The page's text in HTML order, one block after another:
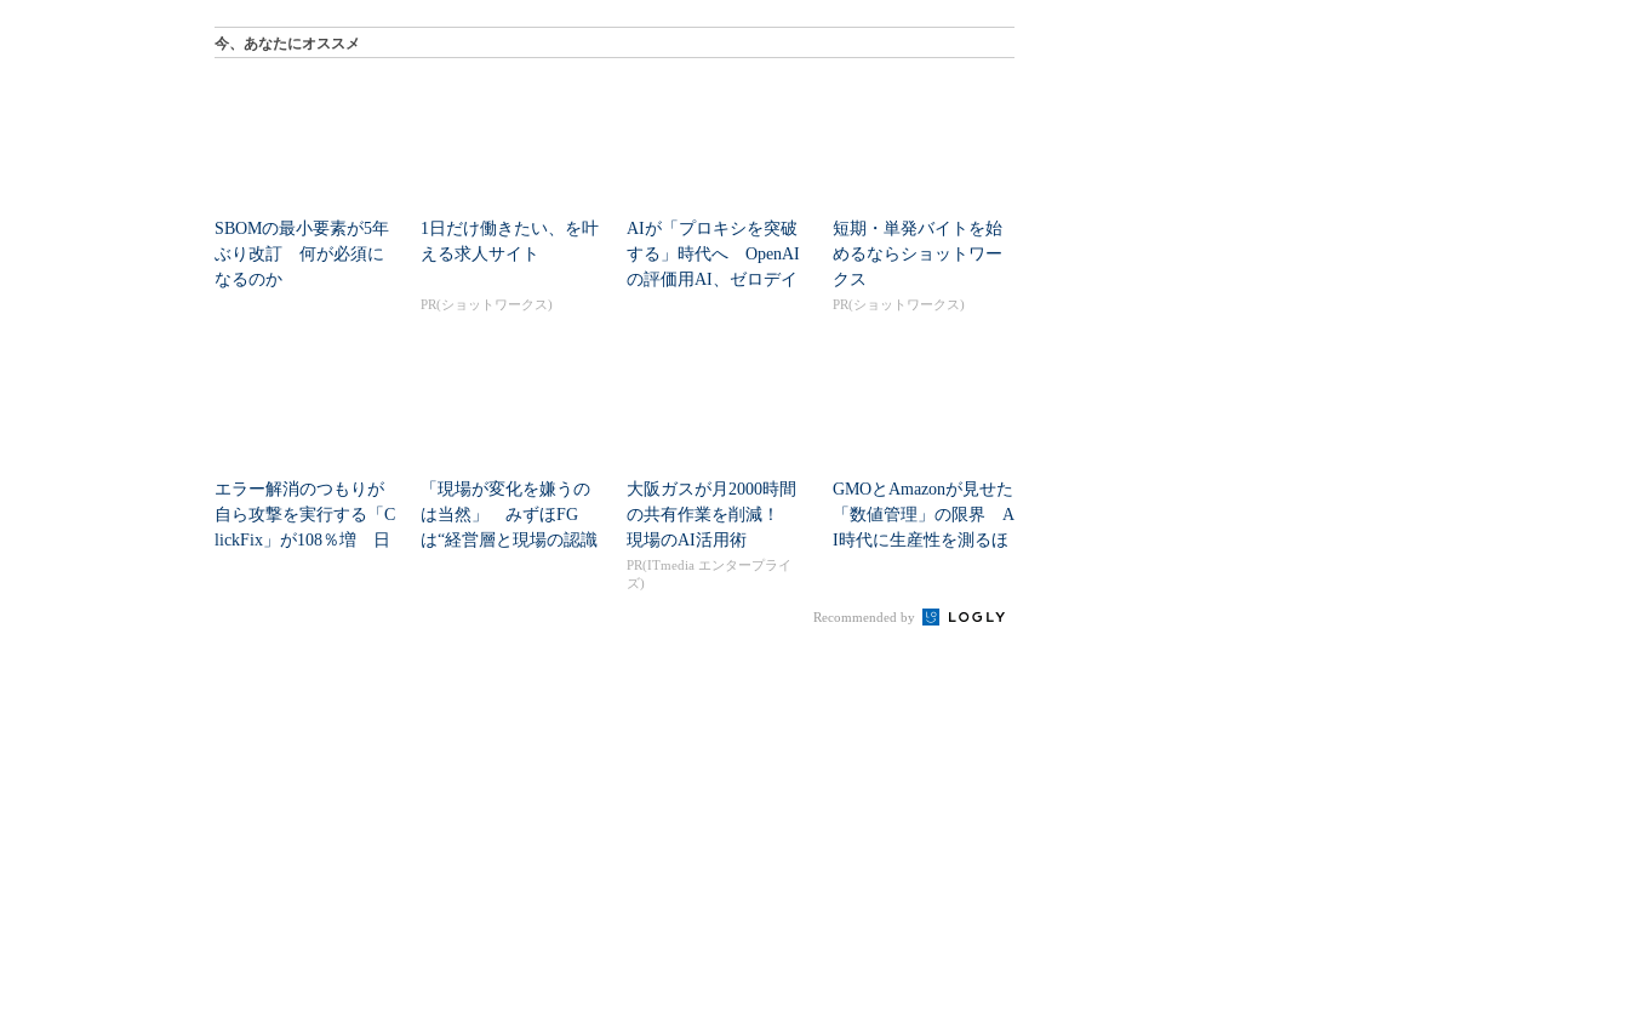
今、あなたにオススメ
SBOMの最小要素が5年
ぶり改訂 何が必須に
なるのか
1日だけ働きたい、を叶
える求人サイト
PR(ショットワークス)
AIが「プロキシを突破
する」時代へ OpenAI
の評価用AI、ゼロデイ
短期・単発バイトを始
めるならショットワー
クス
PR(ショットワークス)
エラー解消のつもりが
自ら攻撃を実行する「C
lickFix」が108％増 日
「現場が変化を嫌うの
は当然」 みずほFG
は“経営層と現場の認識
大阪ガスが月2000時間
の共有作業を削減！
現場のAI活用術
PR(ITmedia エンタープライ
ズ)
GMOとAmazonが見せた
「数値管理」の限界 A
I時代に生産性を測るほ
Recommended by